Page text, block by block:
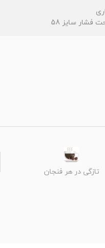
سایز 58
تازگی در هر فنجان